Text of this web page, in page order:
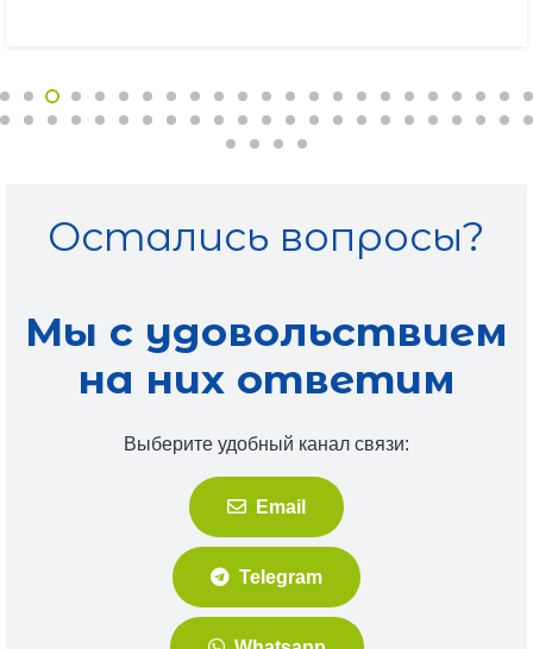
Остались вопросы?
Мы с удовольствием
на них ответим
Выберите удобный канал связи:
Email
Telegram